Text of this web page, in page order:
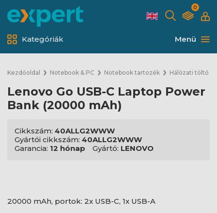
0
Menü
Kategóriák
Kezdőoldal Notebook & PC Notebook tartozék Hálózati töltő
Lenovo Go USB-C Laptop Power
Bank (20000 mAh)
Cikkszám: 40ALLG2WWW
Gyártói cikkszám: 40ALLG2WWW
Garancia: 12 hónap Gyártó: LENOVO
20000 mAh, portok: 2x USB-C, 1x USB-A